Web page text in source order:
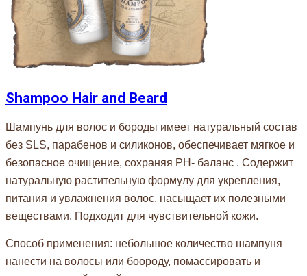
Shampoo Hair and Beard
Шампунь для волос и бороды имеет натуральный состав
без SLS, парабенов и силиконов, обеспечивает мягкое и
безопасное очищение, сохраняя PH- баланс . Содержит
натуральную растительную формулу для укрепления,
питания и увлажнения волос, насыщает их полезными
веществами. Подходит для чувствительной кожи.
Способ применения: небольшое количество шампуня
нанести на волосы или боороду, помассировать и